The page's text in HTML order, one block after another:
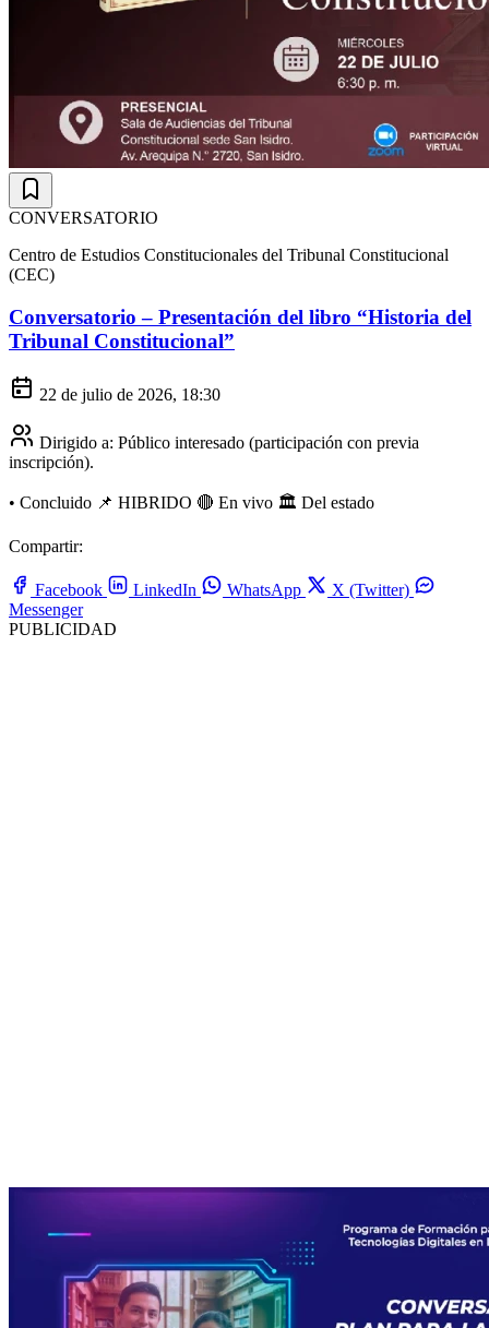
CONVERSATORIO
Centro de Estudios Constitucionales del Tribunal Constitucional
(CEC)
Conversatorio – Presentación del libro “Historia del
Tribunal Constitucional”
22 de julio de 2026, 18:30
Dirigido a: Público interesado (participación con previa
inscripción).
• Concluido 📌 HIBRIDO 🔴 En vivo 🏛️ Del estado
Compartir:
Facebook LinkedIn WhatsApp
X (Twitter)
Messenger
PUBLICIDAD